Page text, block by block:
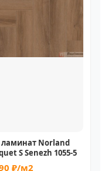
ламинат Norland
S Senezh 1055-5
₽/м2